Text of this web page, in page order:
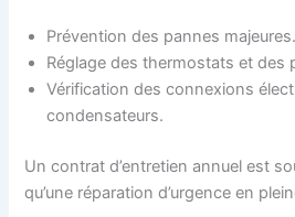
Prévention des pannes majeures.
Réglage des thermostats et des
Vérification des connexions
condensateurs.
Un contrat d’entretien annuel est
qu’une réparation d’urgence en